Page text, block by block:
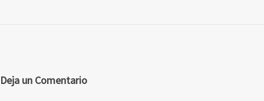
Deja un Comentario